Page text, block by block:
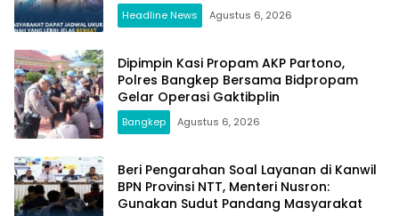
Headline News Agustus 6, 2026
Dipimpin Kasi Propam AKP Partono,
Polres Bangkep Bersama Bidpropam
Gelar Operasi Gaktibplin
Bangkep Agustus 6, 2026
Beri Pengarahan Soal Layanan di Kanwil
BPN Provinsi NTT, Menteri Nusron:
Gunakan Sudut Pandang Masyarakat